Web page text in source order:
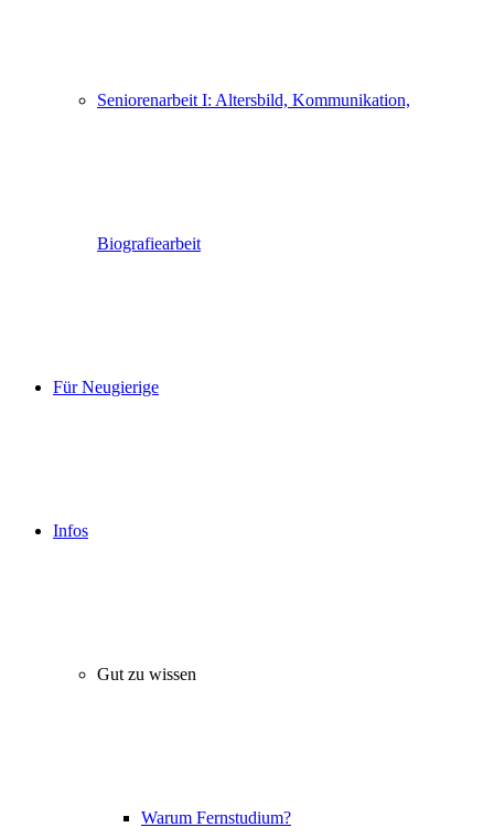
Seniorenarbeit I: Altersbild, Kommunikation,
Biografiearbeit
Für Neugierige
Infos
Gut zu wissen
Warum Fernstudium?